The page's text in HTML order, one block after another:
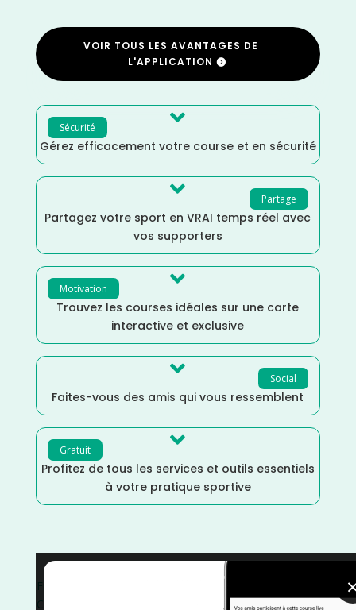
VOIR TOUS LES AVANTAGES DE
L'APPLICATION
Sécurité 
Gérez efficacement votre course et en sécurité
Partage

Partagez votre sport en VRAI temps réel avec
vos supporters
Motivation 
Trouvez les courses idéales sur une carte
interactive et exclusive
Social

Faites-vous des amis qui vous ressemblent
Gratuit 
Profitez de tous les services et outils essentiels
à votre pratique sportive
France
Course à Pied
Bourgogne Franche-Comté